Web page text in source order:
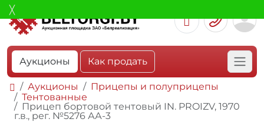
Аукционы Как продать
Аукционы
Прицепы и полуприцепы
Тентованные
Прицеп бортовой тентовый IN. PROIZV, 1970
г.в., рег. №5276 АА-3